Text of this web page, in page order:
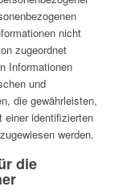
nicht
zugeordnet
Informationen
und
die gewährleisten,
einer identifizierten
werden.
die